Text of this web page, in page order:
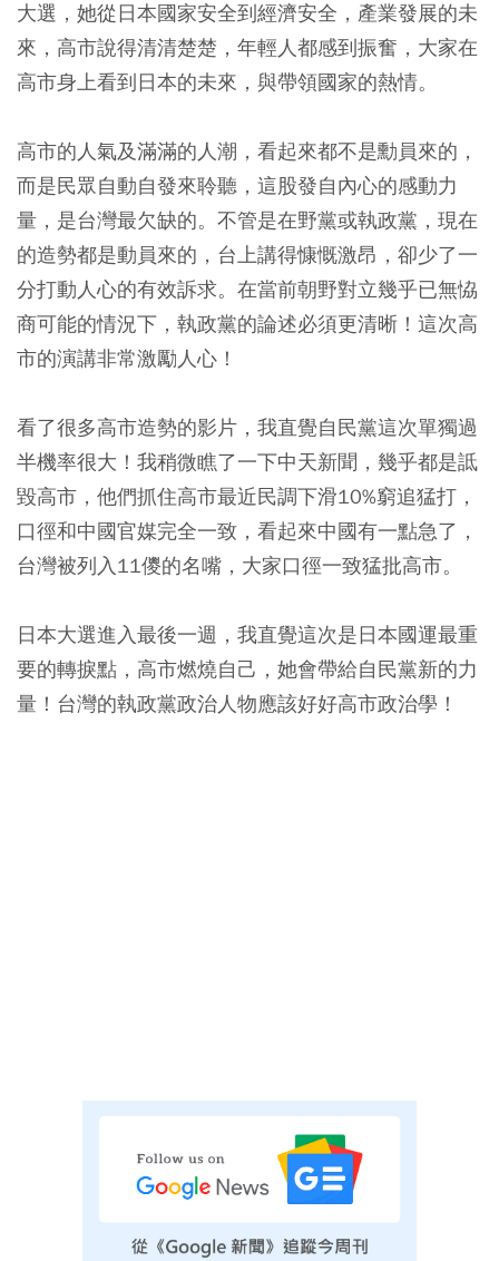
大選，她從日本國家安全到經濟安全，產業發展的未
來，高市說得清清楚楚，年輕人都感到振奮，大家在
高市身上看到日本的未來，與帶領國家的熱情。
高市的人氣及滿滿的人潮，看起來都不是勳員來的，
而是民眾自動自發來聆聽，這股發自內心的感動力
量，是台灣最欠缺的。不管是在野黨或執政黨，現在
的造勢都是動員來的，台上講得慷慨激昂，卻少了一
分打動人心的有效訴求。在當前朝野對立幾乎已無恊
商可能的情況下，執政黨的論述必須更清晰！這次高
市的演講非常激勵人心！
看了很多高市造勢的影片，我直覺自民黨這次單獨過
半機率很大！我稍微瞧了一下中天新聞，幾乎都是詆
毀高市，他們抓住高市最近民調下滑10%窮追猛打，
口徑和中國官媒完全一致，看起來中國有一點急了，
台灣被列入11儍的名嘴，大家口徑一致猛批高市。
日本大選進入最後一週，我直覺這次是日本國運最重
要的轉捩點，高市燃燒自己，她會帶給自民黨新的力
量！台灣的執政黨政治人物應該好好高市政治學！